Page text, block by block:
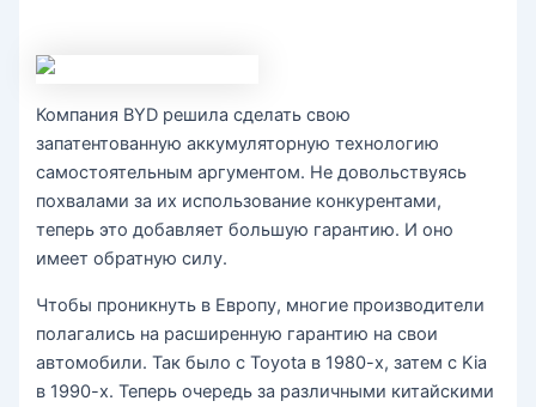
Компания BYD решила сделать свою
запатентованную аккумуляторную технологию
самостоятельным аргументом. Не довольствуясь
похвалами за их использование конкурентами,
теперь это добавляет большую гарантию. И оно
имеет обратную силу.
Чтобы проникнуть в Европу, многие производители
полагались на расширенную гарантию на свои
автомобили. Так было с Toyota в 1980-х, затем с Kia
в 1990-х. Теперь очередь за различными китайскими